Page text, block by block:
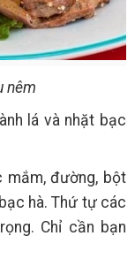
nêm
lá và nhặt bạc
mắm, đường, bột
hà. Thứ tự các
Chỉ cần bạn